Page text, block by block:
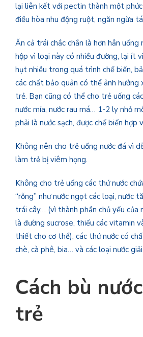
lại liên kết với pectin thành một
điều hòa nhu động ruột, ngăn ngừa
Ăn cả trái chắc chắn là hơn hẳn uống
hộp vì loại này có nhiều đường, lại ít
hụt nhiều trong quá trình chế biến,
các chất bảo quản có thể ảnh hưởng
trẻ. Bạn cũng có thể cho trẻ uống
nước mía, nước rau má… 1-2 ly nhỏ
phải là nước sạch, được chế biến hợp
Không nên cho trẻ uống nước đá vì
làm trẻ bị viêm họng.
Không cho trẻ uống các thứ nước
“rỗng” như nước ngọt các loại, nước
trái cây… (vì thành phần chủ yếu của
là đường sucrose, thiếu các vitamin
thiết cho cơ thể), các thứ nước có
chè, cà phê, bia… và các loại nước
Cách bù
trẻ